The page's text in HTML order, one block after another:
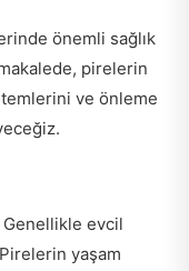
önemli sağlık
pirelerin
ve önleme
evcil
yaşam